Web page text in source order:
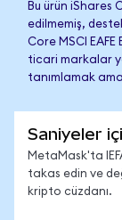
Bu ürün iShares
edilmemiş,
Core MSCI
ticari markalar
tanımlamak
Saniyeler
MetaMask'ta
takas edin ve
kripto cüzdanı.